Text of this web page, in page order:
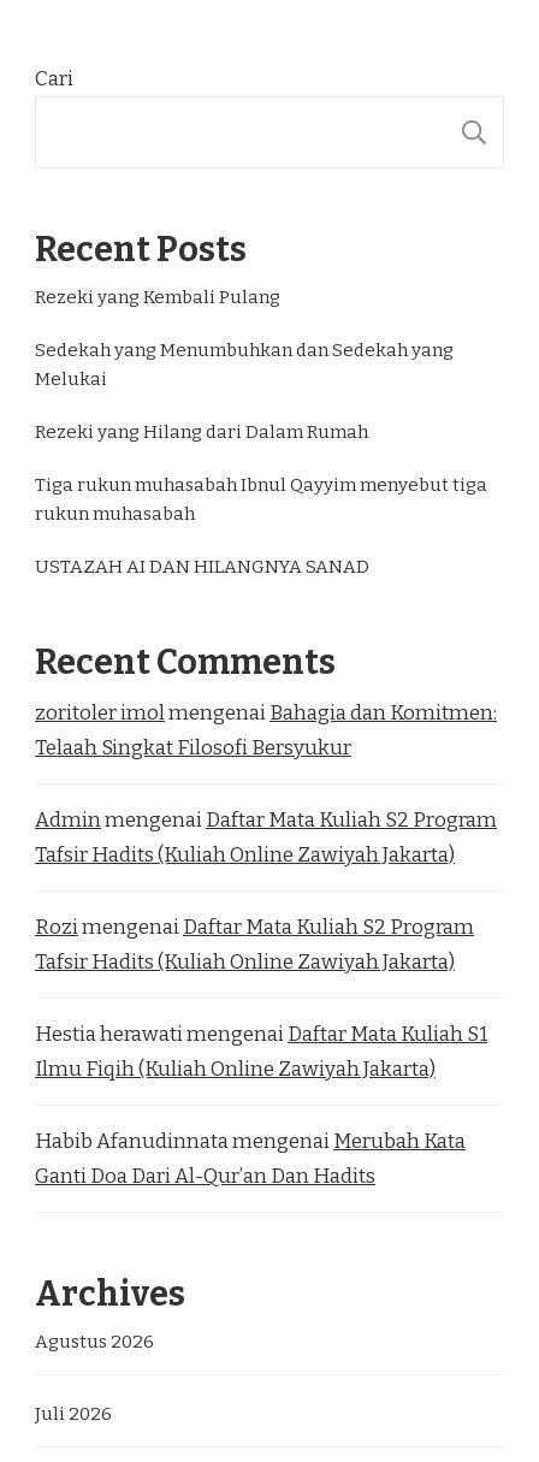
Cari
Recent Posts
Rezeki yang Kembali Pulang
Sedekah yang Menumbuhkan dan Sedekah yang
Melukai
Rezeki yang Hilang dari Dalam Rumah
Tiga rukun muhasabah Ibnul Qayyim menyebut tiga
rukun muhasabah
USTAZAH AI DAN HILANGNYA SANAD
Recent Comments
zoritoler imolmengenaiBahagia dan Komitmen:
Telaah Singkat Filosofi Bersyukur
AdminmengenaiDaftar Mata Kuliah S2 Program
Tafsir Hadits (Kuliah Online Zawiyah Jakarta)
RozimengenaiDaftar Mata Kuliah S2 Program
Tafsir Hadits (Kuliah Online Zawiyah Jakarta)
Hestia herawatimengenaiDaftar Mata Kuliah S1
Ilmu Fiqih (Kuliah Online Zawiyah Jakarta)
Habib AfanudinnatamengenaiMerubah Kata
Ganti Doa Dari Al-Qur’an Dan Hadits
Archives
Agustus 2026
Juli 2026